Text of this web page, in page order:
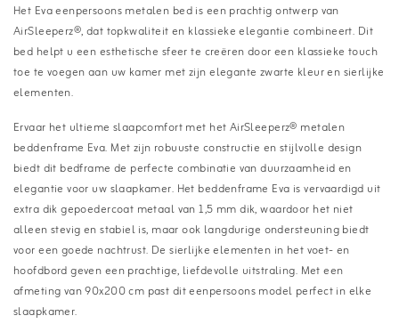
Het Eva eenpersoons metalen bed is een prachtig ontwerp van
AirSleeperz®, dat topkwaliteit en klassieke elegantie combineert. Dit
bed helpt u een esthetische sfeer te creëren door een klassieke touch
toe te voegen aan uw kamer met zijn elegante zwarte kleur en sierlijke
elementen.
Ervaar het ultieme slaapcomfort met het AirSleeperz® metalen
beddenframe Eva. Met zijn robuuste constructie en stijlvolle design
biedt dit bedframe de perfecte combinatie van duurzaamheid en
elegantie voor uw slaapkamer. Het beddenframe Eva is vervaardigd uit
extra dik gepoedercoat metaal van 1,5 mm dik, waardoor het niet
alleen stevig en stabiel is, maar ook langdurige ondersteuning biedt
voor een goede nachtrust. De sierlijke elementen in het voet- en
hoofdbord geven een prachtige, liefdevolle uitstraling. Met een
afmeting van 90x200 cm past dit eenpersoons model perfect in elke
slaapkamer.